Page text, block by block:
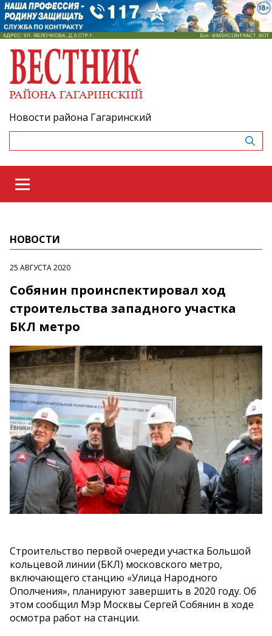
Новости района Гагаринский
НОВОСТИ
25 АВГУСТА 2020
Собянин проинспектировал ход
строительства западного участка
БКЛ метро
Строительство первой очереди участка Большой
кольцевой линии (БКЛ) московского метро,
включающего станцию «Улица Народного
Ополчения», планируют завершить в 2020 году. Об
этом сообщил Мэр Москвы Сергей Собянин в ходе
осмотра работ на станции.